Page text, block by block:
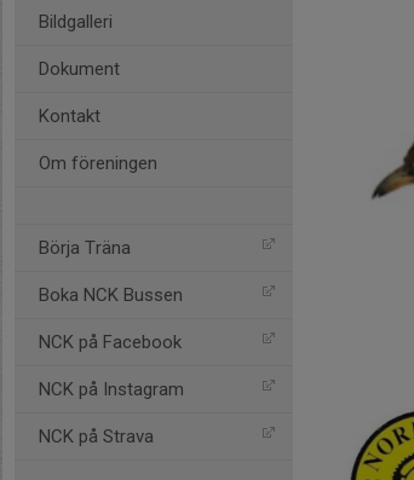
Bildgalleri
Dokument
Kontakt
Om föreningen
Börja Träna
Boka NCK Bussen
NCK på Facebook
NCK på Instagram
NCK på Strava